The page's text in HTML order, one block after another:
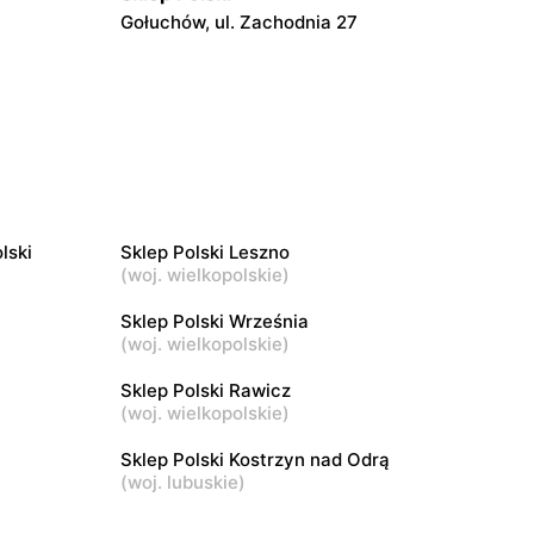
Gołuchów, ul. Zachodnia 27
Sklep Polski
Bydgoszcz, ul. Stefana Okrzei 2
Fabianów, ul. Pleszewska 26
Sklep Polski Leszno
(woj. wielkopolskie)
Sklep Polski Września
(woj. wielkopolskie)
Sklep Polski Rawicz
(woj. wielkopolskie)
Sklep Polski Kostrzyn nad Odrą
(woj. lubuskie)